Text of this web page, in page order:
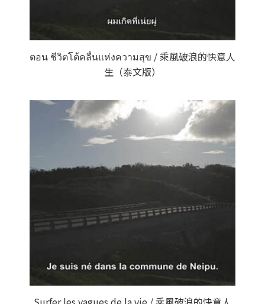
ตอน ชีวิตโต้คลื่นแห่งความสุข / 乘風破浪的快意人
生（泰文版）